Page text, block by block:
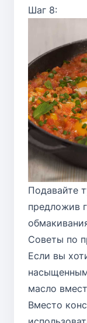
Шаг 8:
Подавайте
предложив
Советы по
Если вы
масло
Вместо